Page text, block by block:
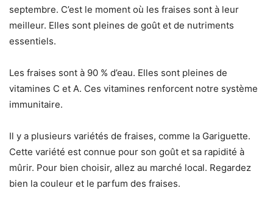
septembre. C’est le moment où les fraises sont à leur
meilleur. Elles sont pleines de goût et de nutriments
essentiels.
Les fraises sont à 90 % d’eau. Elles sont pleines de
vitamines C et A. Ces vitamines renforcent notre système
immunitaire.
Il y a plusieurs variétés de fraises, comme la Gariguette.
Cette variété est connue pour son goût et sa rapidité à
mûrir. Pour bien choisir, allez au marché local. Regardez
bien la couleur et le parfum des fraises.